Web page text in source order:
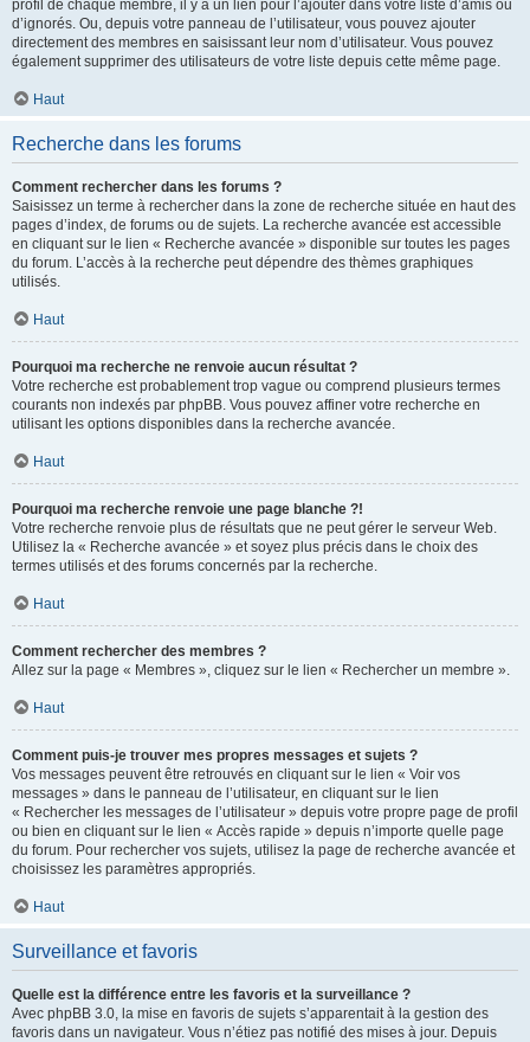
profil de chaque membre, il y a un lien pour l’ajouter dans votre liste d’amis ou
d’ignorés. Ou, depuis votre panneau de l’utilisateur, vous pouvez ajouter
directement des membres en saisissant leur nom d’utilisateur. Vous pouvez
également supprimer des utilisateurs de votre liste depuis cette même page.
Haut
Recherche dans les forums
Comment rechercher dans les forums ?
Saisissez un terme à rechercher dans la zone de recherche située en haut des
pages d’index, de forums ou de sujets. La recherche avancée est accessible
en cliquant sur le lien « Recherche avancée » disponible sur toutes les pages
du forum. L’accès à la recherche peut dépendre des thèmes graphiques
utilisés.
Haut
Pourquoi ma recherche ne renvoie aucun résultat ?
Votre recherche est probablement trop vague ou comprend plusieurs termes
courants non indexés par phpBB. Vous pouvez affiner votre recherche en
utilisant les options disponibles dans la recherche avancée.
Haut
Pourquoi ma recherche renvoie une page blanche ?!
Votre recherche renvoie plus de résultats que ne peut gérer le serveur Web.
Utilisez la « Recherche avancée » et soyez plus précis dans le choix des
termes utilisés et des forums concernés par la recherche.
Haut
Comment rechercher des membres ?
Allez sur la page « Membres », cliquez sur le lien « Rechercher un membre ».
Haut
Comment puis-je trouver mes propres messages et sujets ?
Vos messages peuvent être retrouvés en cliquant sur le lien « Voir vos
messages » dans le panneau de l’utilisateur, en cliquant sur le lien
« Rechercher les messages de l’utilisateur » depuis votre propre page de profil
ou bien en cliquant sur le lien « Accès rapide » depuis n’importe quelle page
du forum. Pour rechercher vos sujets, utilisez la page de recherche avancée et
choisissez les paramètres appropriés.
Haut
Surveillance et favoris
Quelle est la différence entre les favoris et la surveillance ?
Avec phpBB 3.0, la mise en favoris de sujets s’apparentait à la gestion des
favoris dans un navigateur. Vous n’étiez pas notifié des mises à jour. Depuis